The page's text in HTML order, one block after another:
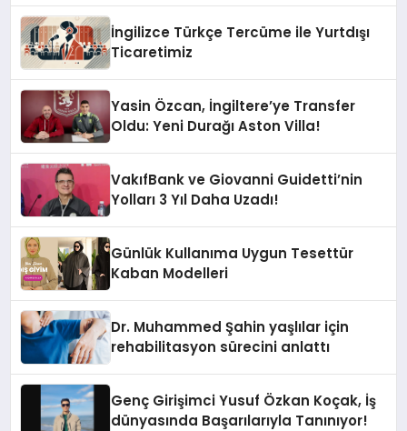
İngilizce Türkçe Tercüme ile Yurtdışı
Ticaretimiz
Yasin Özcan, İngiltere’ye Transfer
Oldu: Yeni Durağı Aston Villa!
VakıfBank ve Giovanni Guidetti’nin
Yolları 3 Yıl Daha Uzadı!
Günlük Kullanıma Uygun Tesettür
Kaban Modelleri
Dr. Muhammed Şahin yaşlılar için
rehabilitasyon sürecini anlattı
Genç Girişimci Yusuf Özkan Koçak, İş
dünyasında Başarılarıyla Tanınıyor!